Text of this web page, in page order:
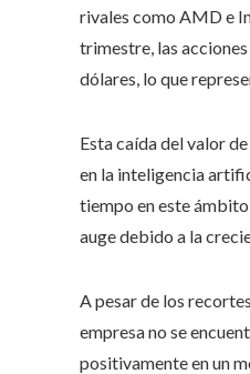
rivales como AMD e
trimestre, las
dólares, lo que
Esta caída del valor
en la inteligencia
tiempo en este
auge debido a la
A pesar de los
empresa no se
positivamente en un